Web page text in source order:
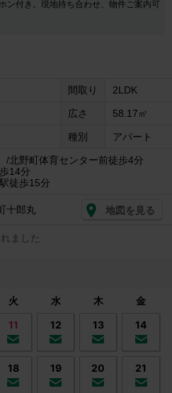
ン付き。現地待ち合わせ、物件ご案内可
間取り 2LDK
広さ 58.17㎡
種別 アパート
/北野町体育センター前徒歩4分
14分
徒歩15分
十郎丸 地図を見る
ました
火 水 木
金
11 12 13 14
18 19 20 21